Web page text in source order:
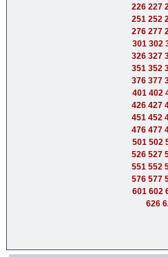
226 227
251 252
276 277
301 302
326 327
351 352
376 377
401 402
426 427
451 452
476 477
501 502
526 527
551 552
576 577
601 602
626